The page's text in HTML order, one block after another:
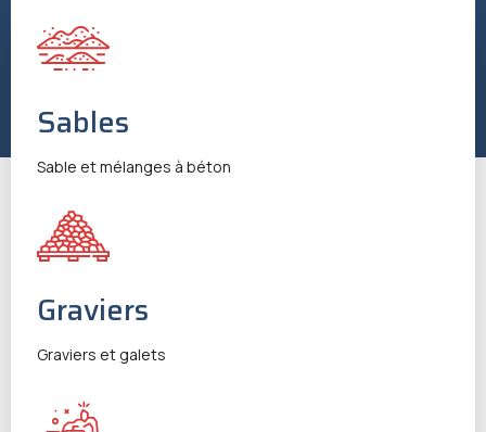
Sables
Sable et mélanges à béton
Graviers
Graviers et galets